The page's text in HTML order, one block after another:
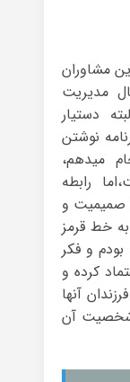
مشاوران
مدیریت
دستیار
نوشتن
میدهم،
رابطه
صمیمیت و
خط قرمز
و فکر
کرده و
آنها
شخصیت آن